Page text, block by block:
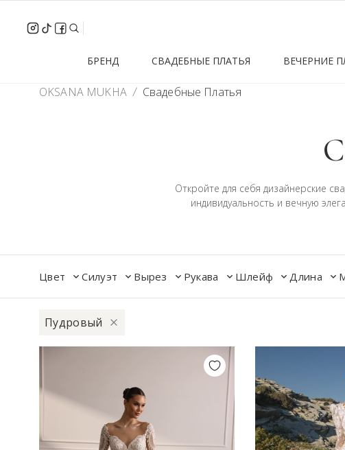
insttik-
tok
facebook
Search
БРЕНД СВАДЕБНЫЕ ПЛАТЬЯ ВЕЧЕРНИЕ
OKSANA MUKHA Свадебные Платья
Откройте для себя дизайнерские
индивидуальность и вечную
Цвет Силуэт Вырез Рукава Шлейф Длина
Пудровый